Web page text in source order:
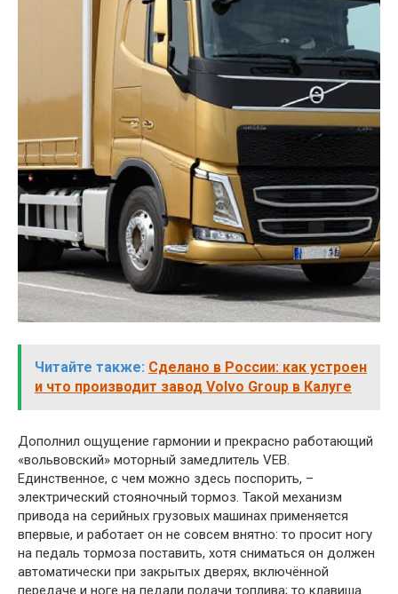
Читайте также: Сделано в России: как устроен
и что производит завод Volvo Group в Калуге
Дополнил ощущение гармонии и прекрасно работающий
«вольвовский» моторный замедлитель VEB.
Единственное, с чем можно здесь поспорить, –
электрический стояночный тормоз. Такой механизм
привода на серийных грузовых машинах применяется
впервые, и работает он не совсем внятно: то просит ногу
на педаль тормоза поставить, хотя сниматься он должен
автоматически при закрытых дверях, включённой